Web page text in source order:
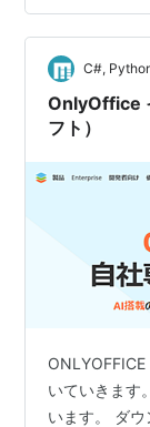
方が決まって
Windows…
C#,
OnlyOffice
フト）
いていきます
います。 ダ